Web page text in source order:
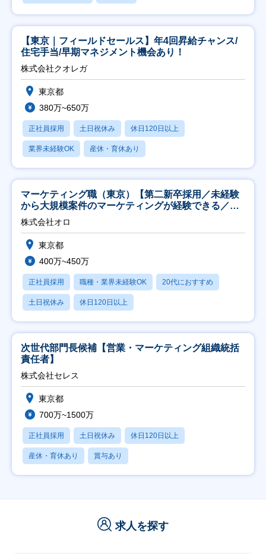
【東京｜フィールドセールス】年4回昇給チャンス/
住宅手当/早期マネジメント機会あり！
株式会社クオレガ
東京都
380万~650万
正社員採用 土日祝休み 休日120日以上
業界未経験OK 産休・育休あり
マーケティング職（東京）【第二新卒採用／未経験
から大規模案件のマーケティングが経験できる／研
修充実】
株式会社オロ
東京都
400万~450万
正社員採用 職種・業界未経験OK 20代におすすめ
土日祝休み 休日120日以上
次世代部門長候補【営業・マーケティング組織統括
責任者】
株式会社セレス
東京都
700万~1500万
正社員採用 土日祝休み 休日120日以上
産休・育休あり 賞与あり
求人を探す